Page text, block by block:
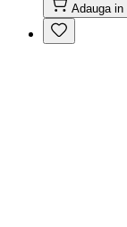
Adauga in